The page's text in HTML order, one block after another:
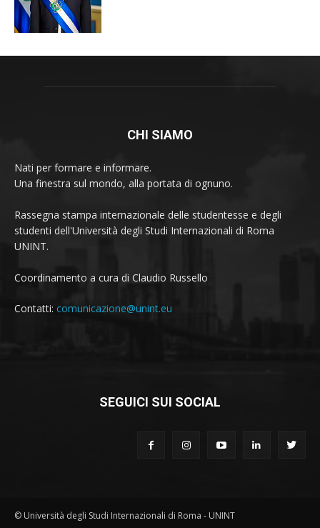
CHI SIAMO
Nati per formare e informare.
Una finestra sul mondo, alla portata di ognuno.
Rassegna stampa internazionale delle studentesse e degli
studenti dell'Università degli Studi Internazionali di Roma
UNINT.
Coordinamento a cura di Claudio Russello
Contatti: comunicazione@unint.eu
SEGUICI SUI SOCIAL
© Università degli Studi Internazionali di Roma - UNINT